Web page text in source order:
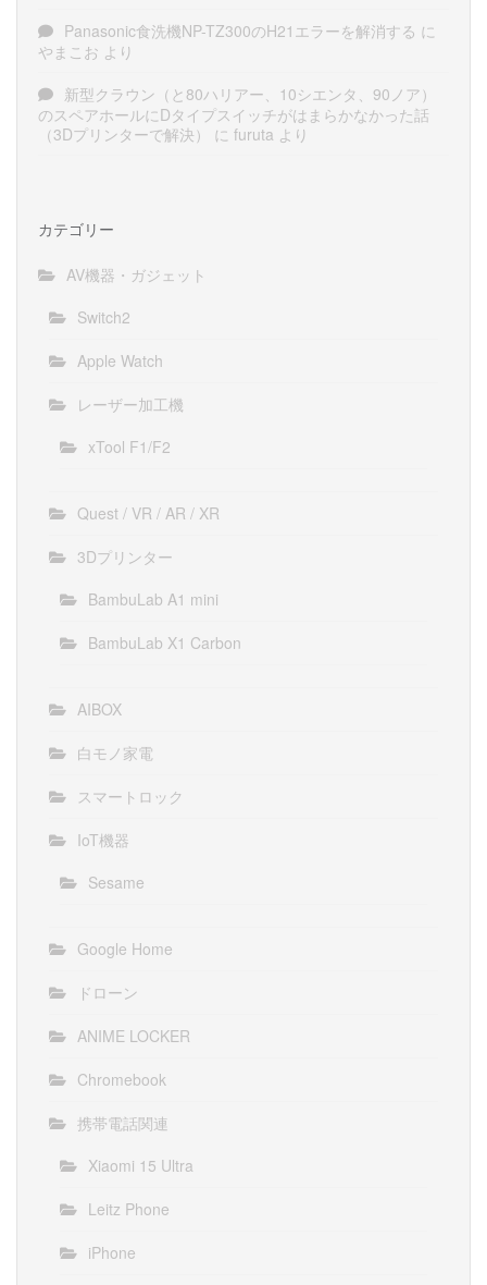
Panasonic食洗機NP-TZ300のH21エラーを解消する に
やまこお より
新型クラウン（と80ハリアー、10シエンタ、90ノア）
のスペアホールにDタイプスイッチがはまらかなかった話
（3Dプリンターで解決）
に furuta より
カテゴリー
AV機器・ガジェット
Switch2
Apple Watch
レーザー加工機
xTool F1/F2
Quest / VR / AR / XR
3Dプリンター
BambuLab A1 mini
BambuLab X1 Carbon
AIBOX
白モノ家電
スマートロック
IoT機器
Sesame
Google Home
ドローン
ANIME LOCKER
Chromebook
携帯電話関連
Xiaomi 15 Ultra
Leitz Phone
iPhone